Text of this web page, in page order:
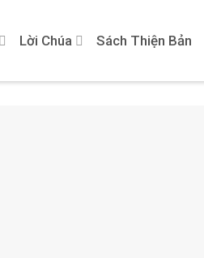
Lời Chúa Sách Thiện Bản